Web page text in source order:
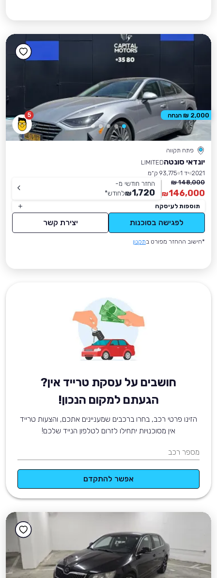
5
פתח תקווה
יונדאי סונטהLIMITED
2021 יד 1
93,775 ק״מ
148,000 ₪
146,000
₪
החזר חודשי מ-
1,720
₪לחודש*
תוספות לעיסקה
לפגישה בסוכנות יצירת קשר
*חישוב ההחזר מפורט בתקנון
2,000 ₪ הנחה
חושבים על עסקת טרייד אין?
הגעתם למקום הנכון!
הזינו פרטי רכב, בחרו ברכבים שמעניינים אתכם, והצעות טרייד
אין מסוכנויות יתחילו לזרום לטלפון הנייד שלכם!
מספר רכב
אפשר להתקדם